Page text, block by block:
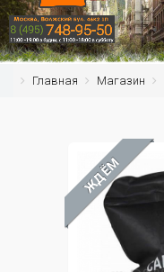
Главная Магазин
ЖДЁМ